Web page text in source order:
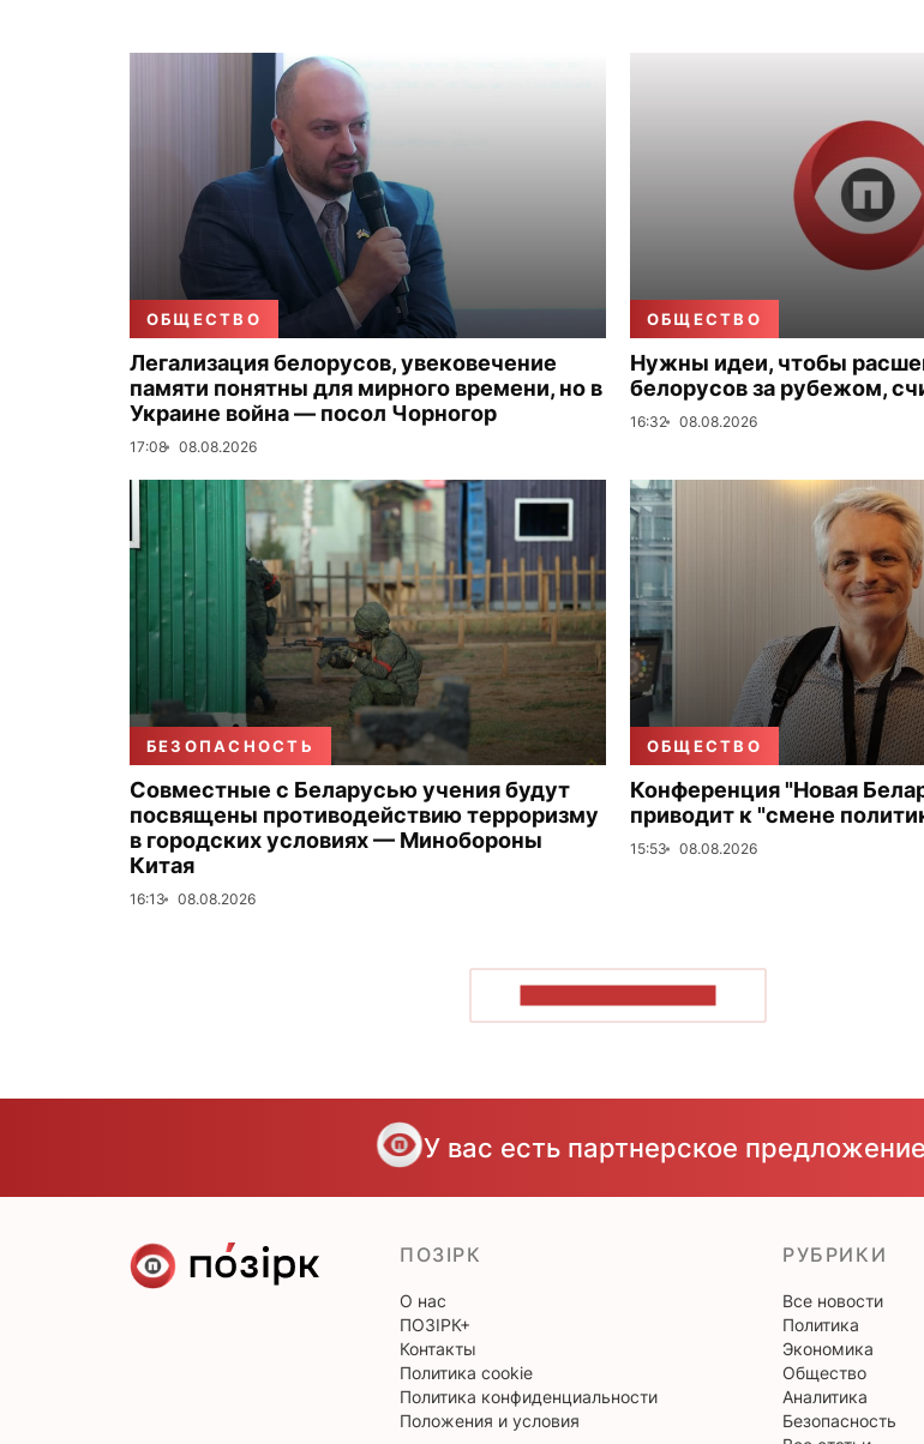
ОБЩЕСТВО
Легализация белорусов, увековечение
памяти понятны для мирного времени, но в
Украине война — посол Чорногор
17:08 08.08.2026
ОБЩЕСТВО
Нужны идеи, чтобы
белорусов за рубежом,
16:32 08.08.2026
БЕЗОПАСНОСТЬ
Совместные с Беларусью учения будут
посвящены противодействию терроризму
в городских условиях — Минобороны
Китая
16:13 08.08.2026
ОБЩЕСТВО
Конференция "Новая
приводит к "смене
15:53 08.08.2026
У вас есть партнерское
ПОЗІРК
О нас
ПОЗІРК+
Контакты
Политика cookie
Политика конфиденциальности
Положения и условия
РУБРИКИ
Все новости
Политика
Экономика
Общество
Аналитика
Безопасность